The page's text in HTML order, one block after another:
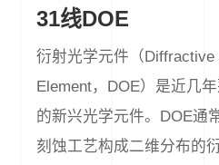
31线DOE
衍射光学元件（Diffractive
Element，DOE）是近几
的新兴光学元件。DOE通
刻蚀工艺构成二维分布的